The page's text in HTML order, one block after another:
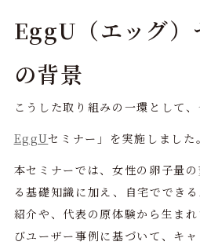
EggU（エッグ）
の背景
こうした取り組みの一環として
EggUセミナー」を実施しました。
本セミナーでは、女性の卵子量
る基礎知識に加え、自宅ででき
紹介や、代表の原体験から生ま
びユーザー事例に基づいて、キ